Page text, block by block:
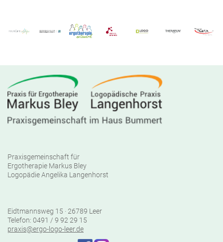
Praxisgemeinschaft für
Ergotherapie Markus Bley
Logopädie Angelika Langenhorst
Eidtmannsweg 15 · 26789 Leer
Telefon: 0491 / 9 92 29 15
praxis@ergo-logo-leer.de